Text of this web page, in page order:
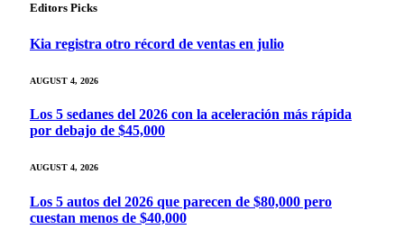
Editors Picks
Kia registra otro récord de ventas en julio
AUGUST 4, 2026
Los 5 sedanes del 2026 con la aceleración más rápida
por debajo de $45,000
AUGUST 4, 2026
Los 5 autos del 2026 que parecen de $80,000 pero
cuestan menos de $40,000